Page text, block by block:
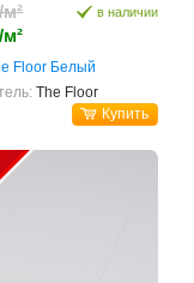
м²
м²
в наличии
Floor Белый
The Floor
Купить